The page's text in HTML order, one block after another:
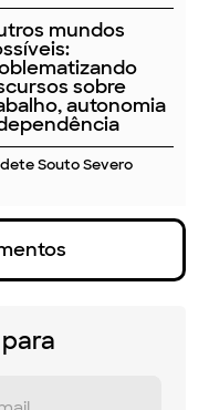
mundos
sobre
autonomia
Souto Severo